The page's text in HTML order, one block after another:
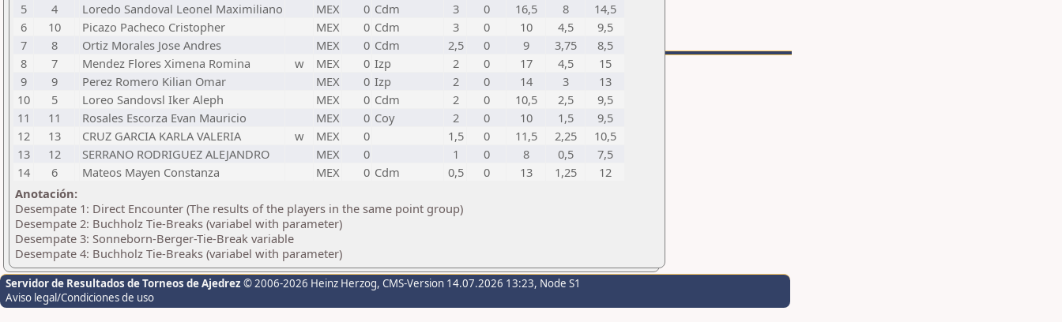
5
4 Loredo Sandoval Leonel Maximiliano MEX 0 Cdm 3 0 16,5 8
14,5
6
10 Picazo Pacheco Cristopher MEX 0 Cdm 3 0 10 4,5
9,5
7
8 Ortiz Morales Jose Andres MEX 0 Cdm 2,5 0 9 3,75
8,5
8
7 Mendez Flores Ximena Romina w MEX 0 Izp 2 0 17 4,5
15
9
9 Perez Romero Kilian Omar MEX 0 Izp 2 0 14 3
13
10
5 Loreo Sandovsl Iker Aleph MEX 0 Cdm 2 0 10,5 2,5
9,5
11
11 Rosales Escorza Evan Mauricio MEX 0 Coy 2 0 10 1,5
9,5
12
13 CRUZ GARCIA KARLA VALERIA w MEX 0 1,5 0 11,5 2,25
10,5
13
12 SERRANO RODRIGUEZ ALEJANDRO MEX 0 1 0 8 0,5
7,5
14
6 Mateos Mayen Constanza MEX 0 Cdm 0,5 0 13 1,25
12
Anotación:
Desempate 1: Direct Encounter (The results of the players in the same point group)
Desempate 2: Buchholz Tie-Breaks (variabel with parameter)
Desempate 3: Sonneborn-Berger-Tie-Break variable
Desempate 4: Buchholz Tie-Breaks (variabel with parameter)
Servidor de Resultados de Torneos de Ajedrez © 2006-2026 Heinz Herzog, CMS-Version 14.07.2026 13:23, Node S1
Aviso legal/Condiciones de uso